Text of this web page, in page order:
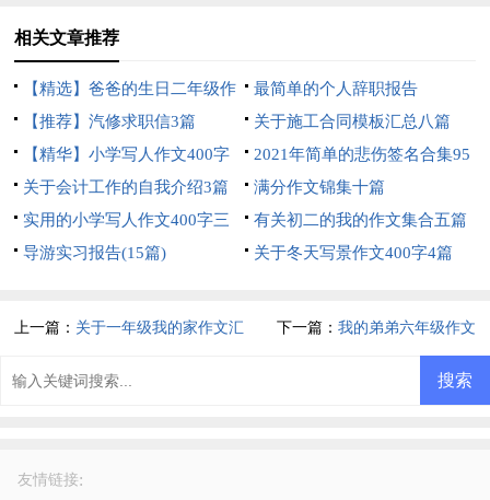
相关文章推荐
【精选】爸爸的生日二年级作
文三篇
最简单的个人辞职报告
【推荐】汽修求职信3篇
关于施工合同模板汇总八篇
【精华】小学写人作文400字
汇编5篇
2021年简单的悲伤签名合集95
句
关于会计工作的自我介绍3篇
满分作文锦集十篇
实用的小学写人作文400字三
篇
有关初二的我的作文集合五篇
导游实习报告(15篇)
关于冬天写景作文400字4篇
上一篇： 关于一年级我的家作文汇 下一篇： 我的弟弟六年级作文
友情链接: